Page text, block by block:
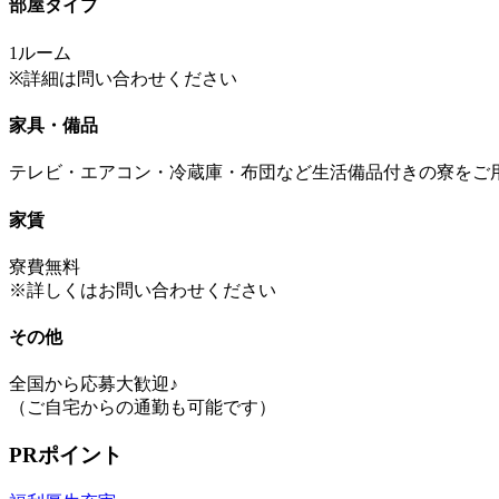
部屋タイプ
1ルーム
※詳細は問い合わせください
家具・備品
テレビ・エアコン・冷蔵庫・布団など生活備品付きの寮をご
家賃
寮費無料
※詳しくはお問い合わせください
その他
全国から応募大歓迎♪
（ご自宅からの通勤も可能です）
PRポイント